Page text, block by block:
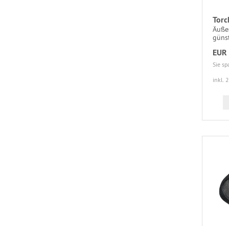
Sie
inkl.